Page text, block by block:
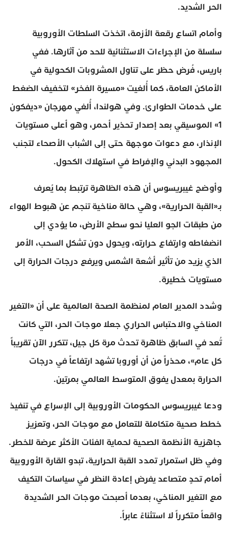
الحر الشديد.
وأمام اتساع رقعة الأزمة، اتخذت السلطات الأوروبية
سلسلة من الإجراءات الاستثنائية للحد من آثارها. ففي
باريس، فُرض حظر على تناول المشروبات الكحولية في
الأماكن العامة، كما أُلغيت «مسيرة الفخر» لتخفيف الضغط
على خدمات الطوارئ. وفي هولندا، أُلغي مهرجان «ديفكون
1» الموسيقي بعد إصدار تحذير أحمر، وهو أعلى مستويات
الإنذار، مع دعوات موجهة حتى إلى الشباب الأصحاء لتجنب
المجهود البدني والإفراط في استهلاك الكحول.
وأوضح غيبريسوس أن هذه الظاهرة ترتبط بما يُعرف
بـ«القبة الحرارية»، وهي حالة مناخية تنجم عن هبوط الهواء
من طبقات الجو العليا نحو سطح الأرض، ما يؤدي إلى
انضغاطه وارتفاع حرارته، ويحول دون تشكل السحب، الأمر
الذي يزيد من تأثير أشعة الشمس ويرفع درجات الحرارة إلى
مستويات خطيرة.
وشدد المدير العام لمنظمة الصحة العالمية على أن «التغير
المناخي والاحتباس الحراري جعلا موجات الحر، التي كانت
تُعد في السابق ظاهرة تحدث مرة كل جيل، تتكرر الآن تقريباً
كل عام»، محذراً من أن أوروبا تشهد ارتفاعاً في درجات
الحرارة بمعدل يفوق المتوسط العالمي بمرتين.
ودعا غيبريسوس الحكومات الأوروبية إلى الإسراع في تنفيذ
خطط صحية متكاملة للتعامل مع موجات الحر، وتعزيز
جاهزية الأنظمة الصحية لحماية الفئات الأكثر عرضة للخطر.
وفي ظل استمرار تمدد القبة الحرارية، تبدو القارة الأوروبية
أمام تحدٍ متصاعد يفرض إعادة النظر في سياسات التكيف
مع التغير المناخي، بعدما أصبحت موجات الحر الشديدة
واقعاً متكرراً لا استثناءً عابراً.